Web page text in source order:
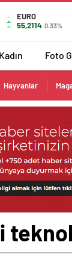
EURO
55,2114 0.33%
Kadın Foto
Hayvanlar